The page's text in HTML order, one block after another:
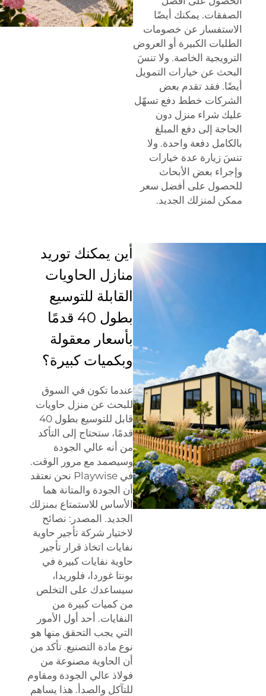
الصفقات. يمكنك أيضًا
الاستفسار عن خصومات
الطلبات الكبيرة أو العروض
الترويجية الخاصة. ولا تنسَ
البحث عن خيارات التمويل
أيضًا. فقد تقدم بعض
الشركات خطط دفع تسهّل
عليك شراء منزل دون
الحاجة إلى دفع المبلغ
بالكامل دفعة واحدة. ولا
تنسَ زيارة عدة خيارات
وإجراء بعض الأبحاث
للحصول على أفضل سعر
ممكن لمنزلك الجديد.
أين يمكنك توريد
منازل الحاويات
القابلة للتوسيع
بطول 40 قدمًا
بأسعار معقولة
وبكميات كبيرة؟
عندما تكون في السوق
للبحث عن منزل حاويات
قابل للتوسيع بطول 40
قدمًا، ستحتاج إلى التأكد
من أنه عالي الجودة
وسيصمد مع مرور الوقت.
في Playwise نحن نعتقد
أن الجودة والمتانة هما
الأساس للاستمتاع بمنزلك
الجديد. المصدر: نصائح
لاختيار شركة تأجير حاوية
نفايات اتخاذ قرار تأجير
حاوية نفايات كبيرة في
بونتا غوردا، فلوريدا،
سيساعدك على التخلص
من كميات كبيرة من
النفايات. أحد أول الأمور
التي يجب التحقق منها هو
نوع مادة التصنيع. تأكد من
أن الحاوية مصنوعة من
فولاذ عالي الجودة ومقاوم
للتآكل والصدأ. هذا يساهم